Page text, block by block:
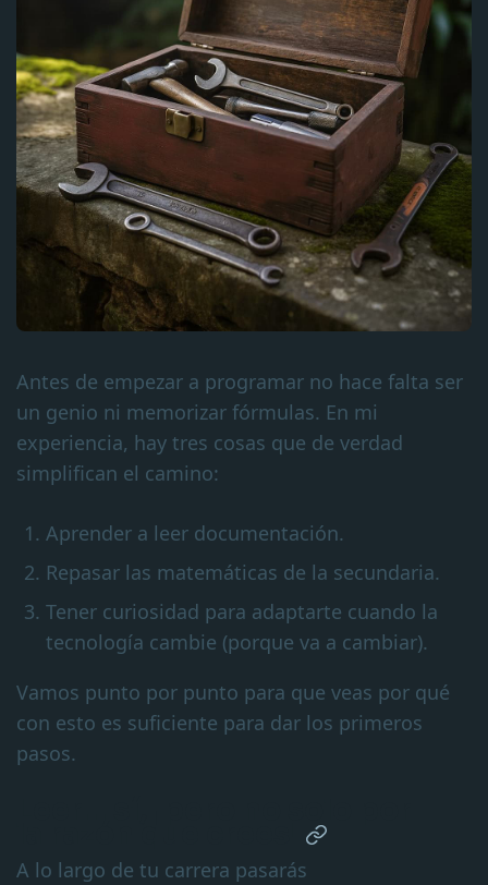
Antes de empezar a programar no hace falta ser
un genio ni memorizar fórmulas. En mi
experiencia, hay tres cosas que de verdad
simplifican el camino:
Aprender a leer documentación.
Repasar las matemáticas de la secundaria.
Tener curiosidad para adaptarte cuando la
tecnología cambie (porque va a cambiar).
Vamos punto por punto para que veas por qué
con esto es suficiente para dar los primeros
pasos.
A lo largo de tu carrera pasarás